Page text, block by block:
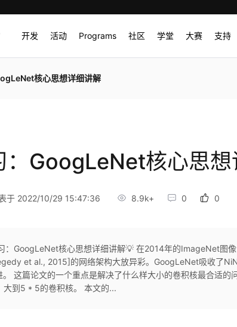
开发 活动 Programs 社区 学堂 大赛 支持
核心思想详细讲解
：GoogLeNet核心思想
于 2022/10/29 15:47:36 8.9k+ 0 0
：GoogLeNet核心思想详细讲解💡 在2014年的ImageNet图
et al., 2015]的网络架构大放异彩。GoogLeNet吸收了
。 这篇论文的一个重点是解决了什么样大小的卷积核最合适的
大到5 * 5的卷积核。 本文的...